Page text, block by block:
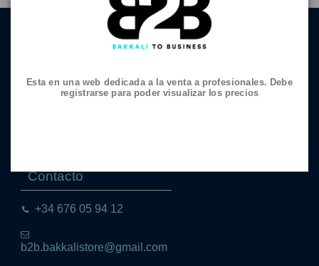
Aviso legal
Contacto
+34 676 05 94 12
b2b.bakkalistore@gmail.com
Esta en una web dedicada a la venta a profesionales. Debe
registrarse para poder visualizar los precios